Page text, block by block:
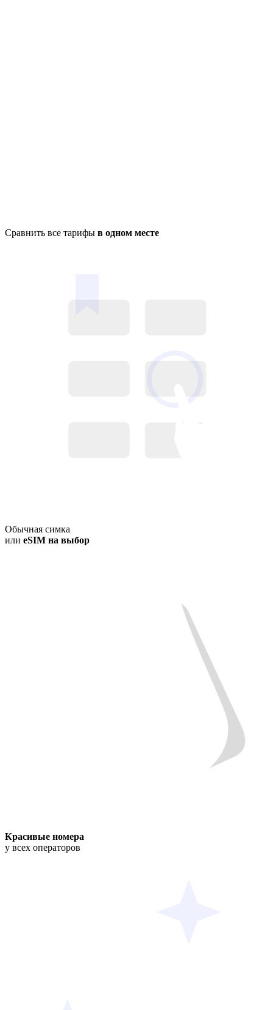
Сравнить все тарифы в одном месте
Обычная симка
или eSIM на выбор
Красивые номера
у всех операторов